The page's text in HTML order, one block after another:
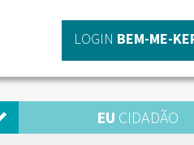
LOGIN BEM-ME-
EU CIDADÃO